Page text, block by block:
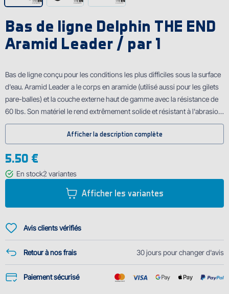
Bas de ligne Delphin THE END
Aramid Leader / par 1
Bas de ligne conçu pour les conditions les plus difficiles sous la surface
d'eau. Aramid Leader a le corps en aramide (utilisé aussi pour les gilets
pare-balles) et la couche externe haut de gamme avec la résistance de
60 lbs. Son matériel le rend extrêmement solide et résistant à l'abrasion.
Il est capable de résister aux coquilles pointues et aux autres obstacles
sous l'eau. D'un côté, il a un émerillon changement rapide et de l'autre il
besoin est d'enfiler le clip sur le plomb par une aiguille et Leader est prêt
! Ce type de fil et notamment son épaisseur respecte le p...
Afficher la description complète
5.50 €
En stock2 variantes
Afficher les variantes
Avis clients vérifiés
Retour à nos frais 30 jours pour changer d'avis
Paiement sécurisé